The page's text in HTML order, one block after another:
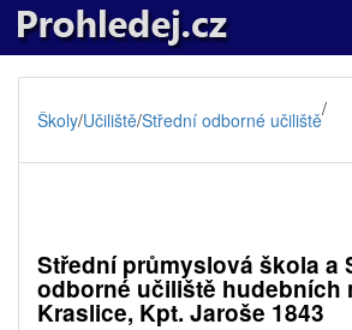
Školy/Učiliště/Střední odborné učiliště/
Střední průmyslová škola a
odborné učiliště hudebních
Kraslice, Kpt. Jaroše 1843